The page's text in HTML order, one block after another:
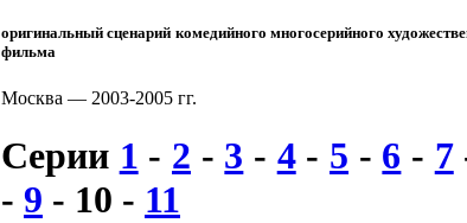
оригинальный сценарий комедийного многосерийного
фильма
Москва — 2003-2005 гг.
Серии 1 - 2 - 3 - 4- 5 - 6 - 7
- 9 - 10 - 11